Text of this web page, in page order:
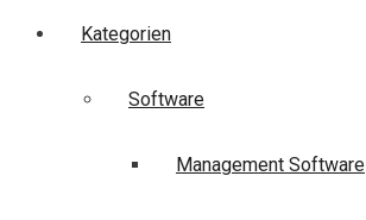
Kategorien
Software
Management Software